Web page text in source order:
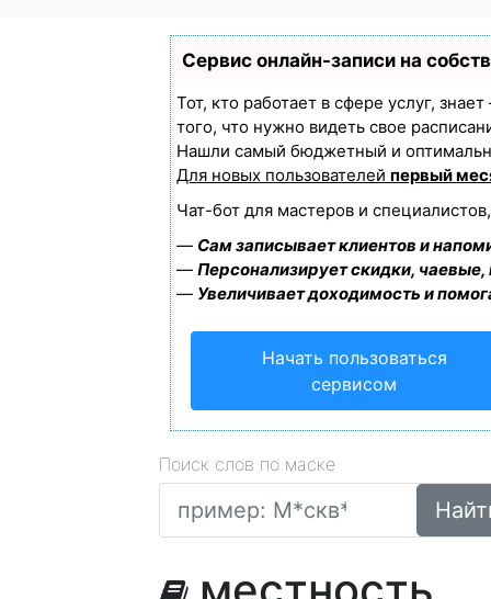
Сервис онлайн-записи на
Тот, кто работает в сфере услуг,
того, что нужно видеть свое
Нашли самый бюджетный и
Для новых пользователей первый
Чат-бот для мастеров и
— Сам записывает клиентов и
— Персонализирует скидки,
— Увеличивает доходимость и
Начать пользоваться
сервисом
Поиск слов по маске